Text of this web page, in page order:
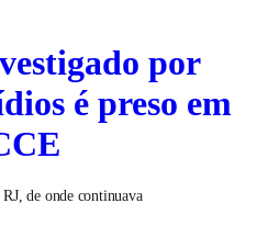
por
é preso em
de onde continuava